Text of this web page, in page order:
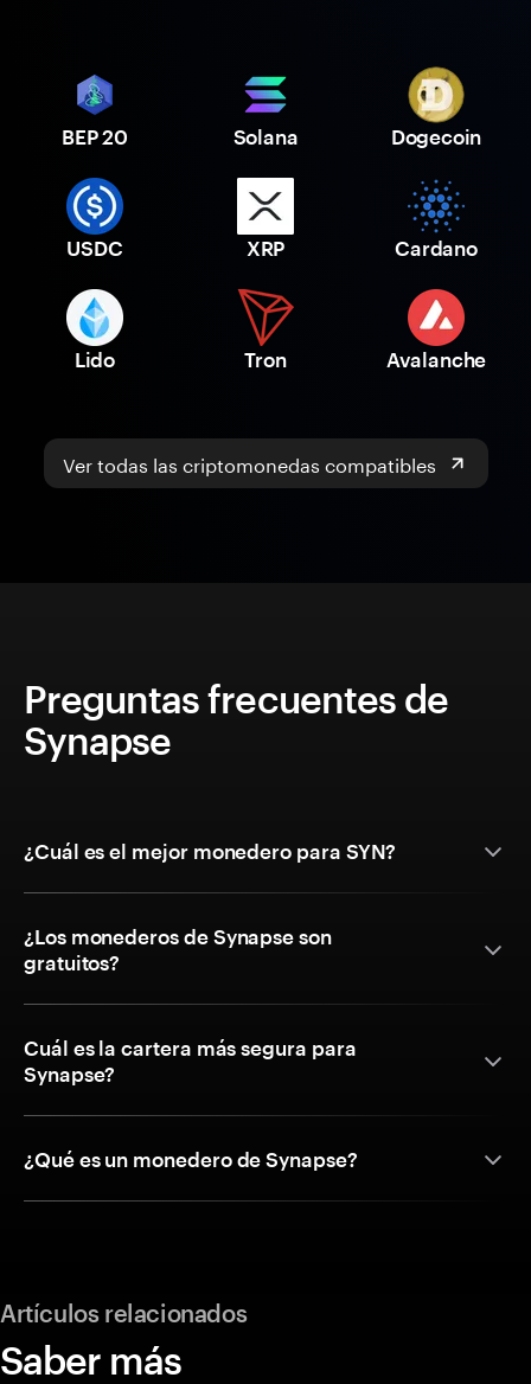
BEP 20 Solana Dogecoin
USDC XRP Cardano
Lido Tron Avalanche
Ver todas las criptomonedas compatibles
Preguntas frecuentes de
Synapse
¿Cuál es el mejor monedero para SYN?
¿Los monederos de Synapse son
gratuitos?
Cuál es la cartera más segura para
Synapse?
¿Qué es un monedero de Synapse?
Artículos relacionados
Saber más